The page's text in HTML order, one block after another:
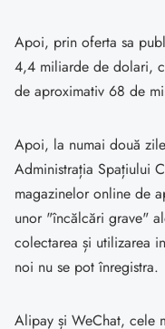
Apoi, prin oferta sa
4,4 miliarde de dolari,
de aproximativ 68 de
Apoi, la numai două
Administrația Spațiului
magazinelor online de
unor "încălcări grave"
colectarea și utilizarea
noi nu se pot înregistra.
Alipay și WeChat, cele